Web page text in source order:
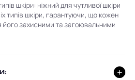
шкіри: ніжний для чутливої шкіри
типів шкіри, гарантуючи, що кожен
захисними та загоювальними